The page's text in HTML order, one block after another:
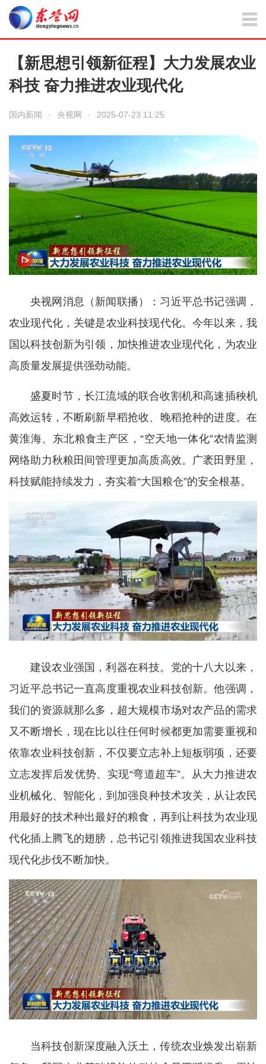
【新思想引领新征程】大力发展农业
科技 奋力推进农业现代化
国内新闻 · 央视网 · 2025-07-23 11:25
央视网消息（新闻联播）：习近平总书记强调，
农业现代化，关键是农业科技现代化。今年以来，我
国以科技创新为引领，加快推进农业现代化，为农业
高质量发展提供强劲动能。
盛夏时节，长江流域的联合收割机和高速插秧机
高效运转，不断刷新早稻抢收、晚稻抢种的进度。在
黄淮海、东北粮食主产区，“空天地一体化”农情监测
网络助力秋粮田间管理更加高质高效。广袤田野里，
科技赋能持续发力，夯实着“大国粮仓”的安全根基。
建设农业强国，利器在科技。党的十八大以来，
习近平总书记一直高度重视农业科技创新。他强调，
我们的资源就那么多，超大规模市场对农产品的需求
又不断增长，现在比以往任何时候都更加需要重视和
依靠农业科技创新，不仅要立志补上短板弱项，还要
立志发挥后发优势、实现“弯道超车”。从大力推进农
业机械化、智能化，到加强良种技术攻关，从让农民
用最好的技术种出最好的粮食，再到让科技为农业现
代化插上腾飞的翅膀，总书记引领推进我国农业科技
现代化步伐不断加快。
当科技创新深度融入沃土，传统农业焕发出崭新